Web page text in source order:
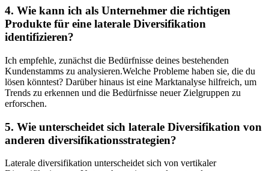
4. Wie ​kann ich als Unternehmer die richtigen
Produkte für ⁣eine laterale ‍Diversifikation
identifizieren?
Ich empfehle, zunächst die Bedürfnisse deines bestehenden
Kundenstamms zu analysieren.Welche Probleme haben sie, die du ​
lösen könntest? Darüber‌ hinaus ist ⁤eine Marktanalyse hilfreich, um
Trends⁢ zu erkennen und⁣ die⁤ Bedürfnisse⁣ neuer Zielgruppen zu
erforschen.
5. Wie unterscheidet sich laterale ⁣Diversifikation von
anderen diversifikationsstrategien?
Laterale diversifikation unterscheidet sich von⁤ vertikaler‍